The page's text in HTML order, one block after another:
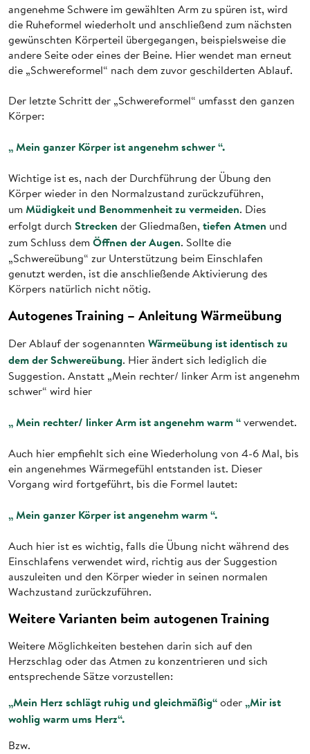
angenehme Schwere im gewählten Arm zu spüren ist, wird
die Ruheformel wiederholt und anschließend zum nächsten
gewünschten Körperteil übergegangen, beispielsweise die
andere Seite oder eines der Beine. Hier wendet man erneut
die „Schwereformel“ nach dem zuvor geschilderten Ablauf.
Der letzte Schritt der „Schwereformel“ umfasst den ganzen
Körper:
„ Mein ganzer Körper ist angenehm schwer “.
Wichtige ist es, nach der Durchführung der Übung den
Körper wieder in den Normalzustand zurückzuführen,
um Müdigkeit und Benommenheit zu vermeiden. Dies
erfolgt durch Strecken der Gliedmaßen, tiefen Atmen und
zum Schluss dem Öffnen der Augen. Sollte die
„Schwereübung“ zur Unterstützung beim Einschlafen
genutzt werden, ist die anschließende Aktivierung des
Körpers natürlich nicht nötig.
Autogenes Training – Anleitung Wärmeübung
Der Ablauf der sogenannten Wärmeübung ist identisch zu
dem der Schwereübung. Hier ändert sich lediglich die
Suggestion. Anstatt „Mein rechter/ linker Arm ist angenehm
schwer“ wird hier
„ Mein rechter/ linker Arm ist angenehm warm “verwendet.
Auch hier empfiehlt sich eine Wiederholung von 4-6 Mal, bis
ein angenehmes Wärmegefühl entstanden ist. Dieser
Vorgang wird fortgeführt, bis die Formel lautet:
„ Mein ganzer Körper ist angenehm warm “.
Auch hier ist es wichtig, falls die Übung nicht während des
Einschlafens verwendet wird, richtig aus der Suggestion
auszuleiten und den Körper wieder in seinen normalen
Wachzustand zurückzuführen.
Weitere Varianten beim autogenen Training
Weitere Möglichkeiten bestehen darin sich auf den
Herzschlag oder das Atmen zu konzentrieren und sich
entsprechende Sätze vorzustellen:
„Mein Herz schlägt ruhig und gleichmäßig“oder„Mir ist
wohlig warm ums Herz“.
Bzw.